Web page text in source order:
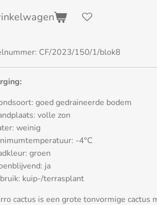
CF/2023/150/1/blok8
goed gedraineerde bodem
volle zon
weinig
-4°C
groen
ja
kuip-/terrasplant
cactus is een grote tonvormige cactus